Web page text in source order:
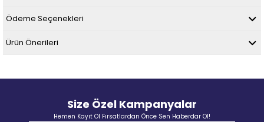
Ödeme Seçenekleri
Ürün Önerileri
Size Özel Kampanyalar
Hemen Kayıt Ol Fırsatlardan Önce Sen Haberdar Ol!